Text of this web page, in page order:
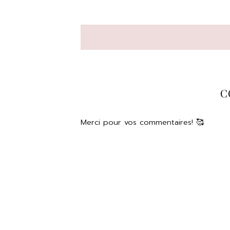
Merci pour vos commentaires! 🥰